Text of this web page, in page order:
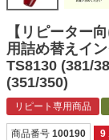
お問い合わせ
会員専用商品
説明書ダウンロ
【リピーター
用詰め替えイ
TS8130 (381/
(351/350)
リピート専用商品
商品番号 100190 9